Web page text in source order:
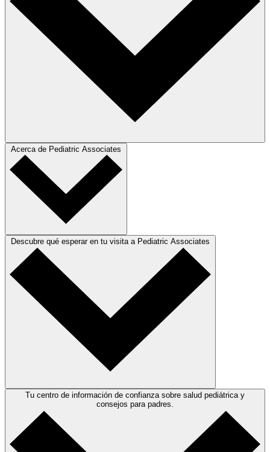
Acerca de Pediatric Associates
Descubre qué esperar en tu visita a Pediatric Associates
Tu centro de información de confianza sobre salud pediátrica y
consejos para padres.